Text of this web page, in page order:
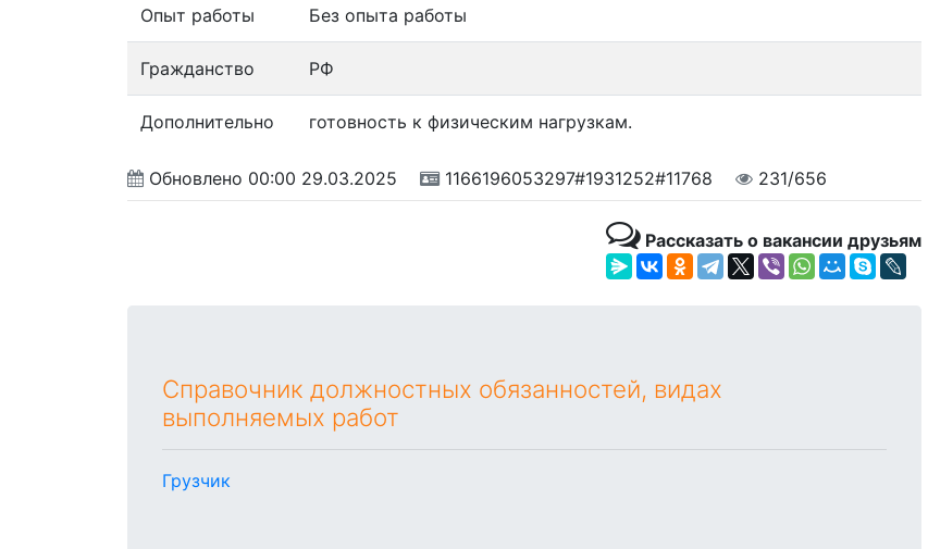
Опыт работы Без опыта работы
Гражданство РФ
Дополнительно готовность к физическим нагрузкам.
Обновлено 00:00 29.03.2025 1166196053297#1931252#11768 231/656
Рассказать о вакансии друзьям
Справочник должностных обязанностей, видах
выполняемых работ
Грузчик